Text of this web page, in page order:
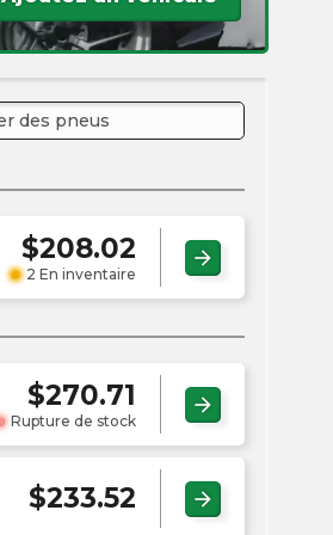
$208.02
2 En inventaire
arrow_forward
$270.71
Rupture de stock
arrow_forward
$233.52 arrow_forward